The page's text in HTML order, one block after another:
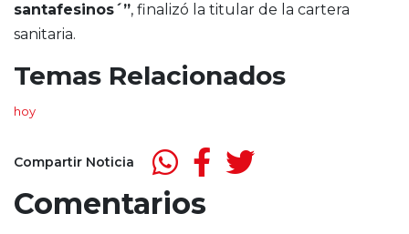
santafesinos´”, finalizó la titular de la cartera
sanitaria.
Temas Relacionados
hoy
Compartir Noticia
Comentarios